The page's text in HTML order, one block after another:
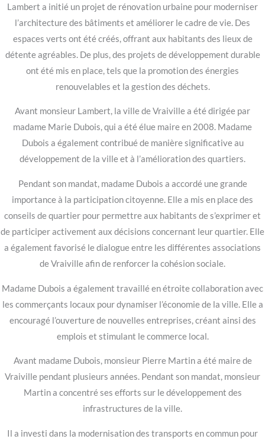
Lambert a initié un projet de rénovation urbaine pour moderniser
l’architecture des bâtiments et améliorer le cadre de vie. Des
espaces verts ont été créés, offrant aux habitants des lieux de
détente agréables. De plus, des projets de développement durable
ont été mis en place, tels que la promotion des énergies
renouvelables et la gestion des déchets.
Avant monsieur Lambert, la ville de Vraiville a été dirigée par
madame Marie Dubois, qui a été élue maire en 2008. Madame
Dubois a également contribué de manière significative au
développement de la ville et à l’amélioration des quartiers.
Pendant son mandat, madame Dubois a accordé une grande
importance à la participation citoyenne. Elle a mis en place des
conseils de quartier pour permettre aux habitants de s’exprimer et
de participer activement aux décisions concernant leur quartier. Elle
a également favorisé le dialogue entre les différentes associations
de Vraiville afin de renforcer la cohésion sociale.
Madame Dubois a également travaillé en étroite collaboration avec
les commerçants locaux pour dynamiser l’économie de la ville. Elle a
encouragé l’ouverture de nouvelles entreprises, créant ainsi des
emplois et stimulant le commerce local.
Avant madame Dubois, monsieur Pierre Martin a été maire de
Vraiville pendant plusieurs années. Pendant son mandat, monsieur
Martin a concentré ses efforts sur le développement des
infrastructures de la ville.
Il a investi dans la modernisation des transports en commun pour